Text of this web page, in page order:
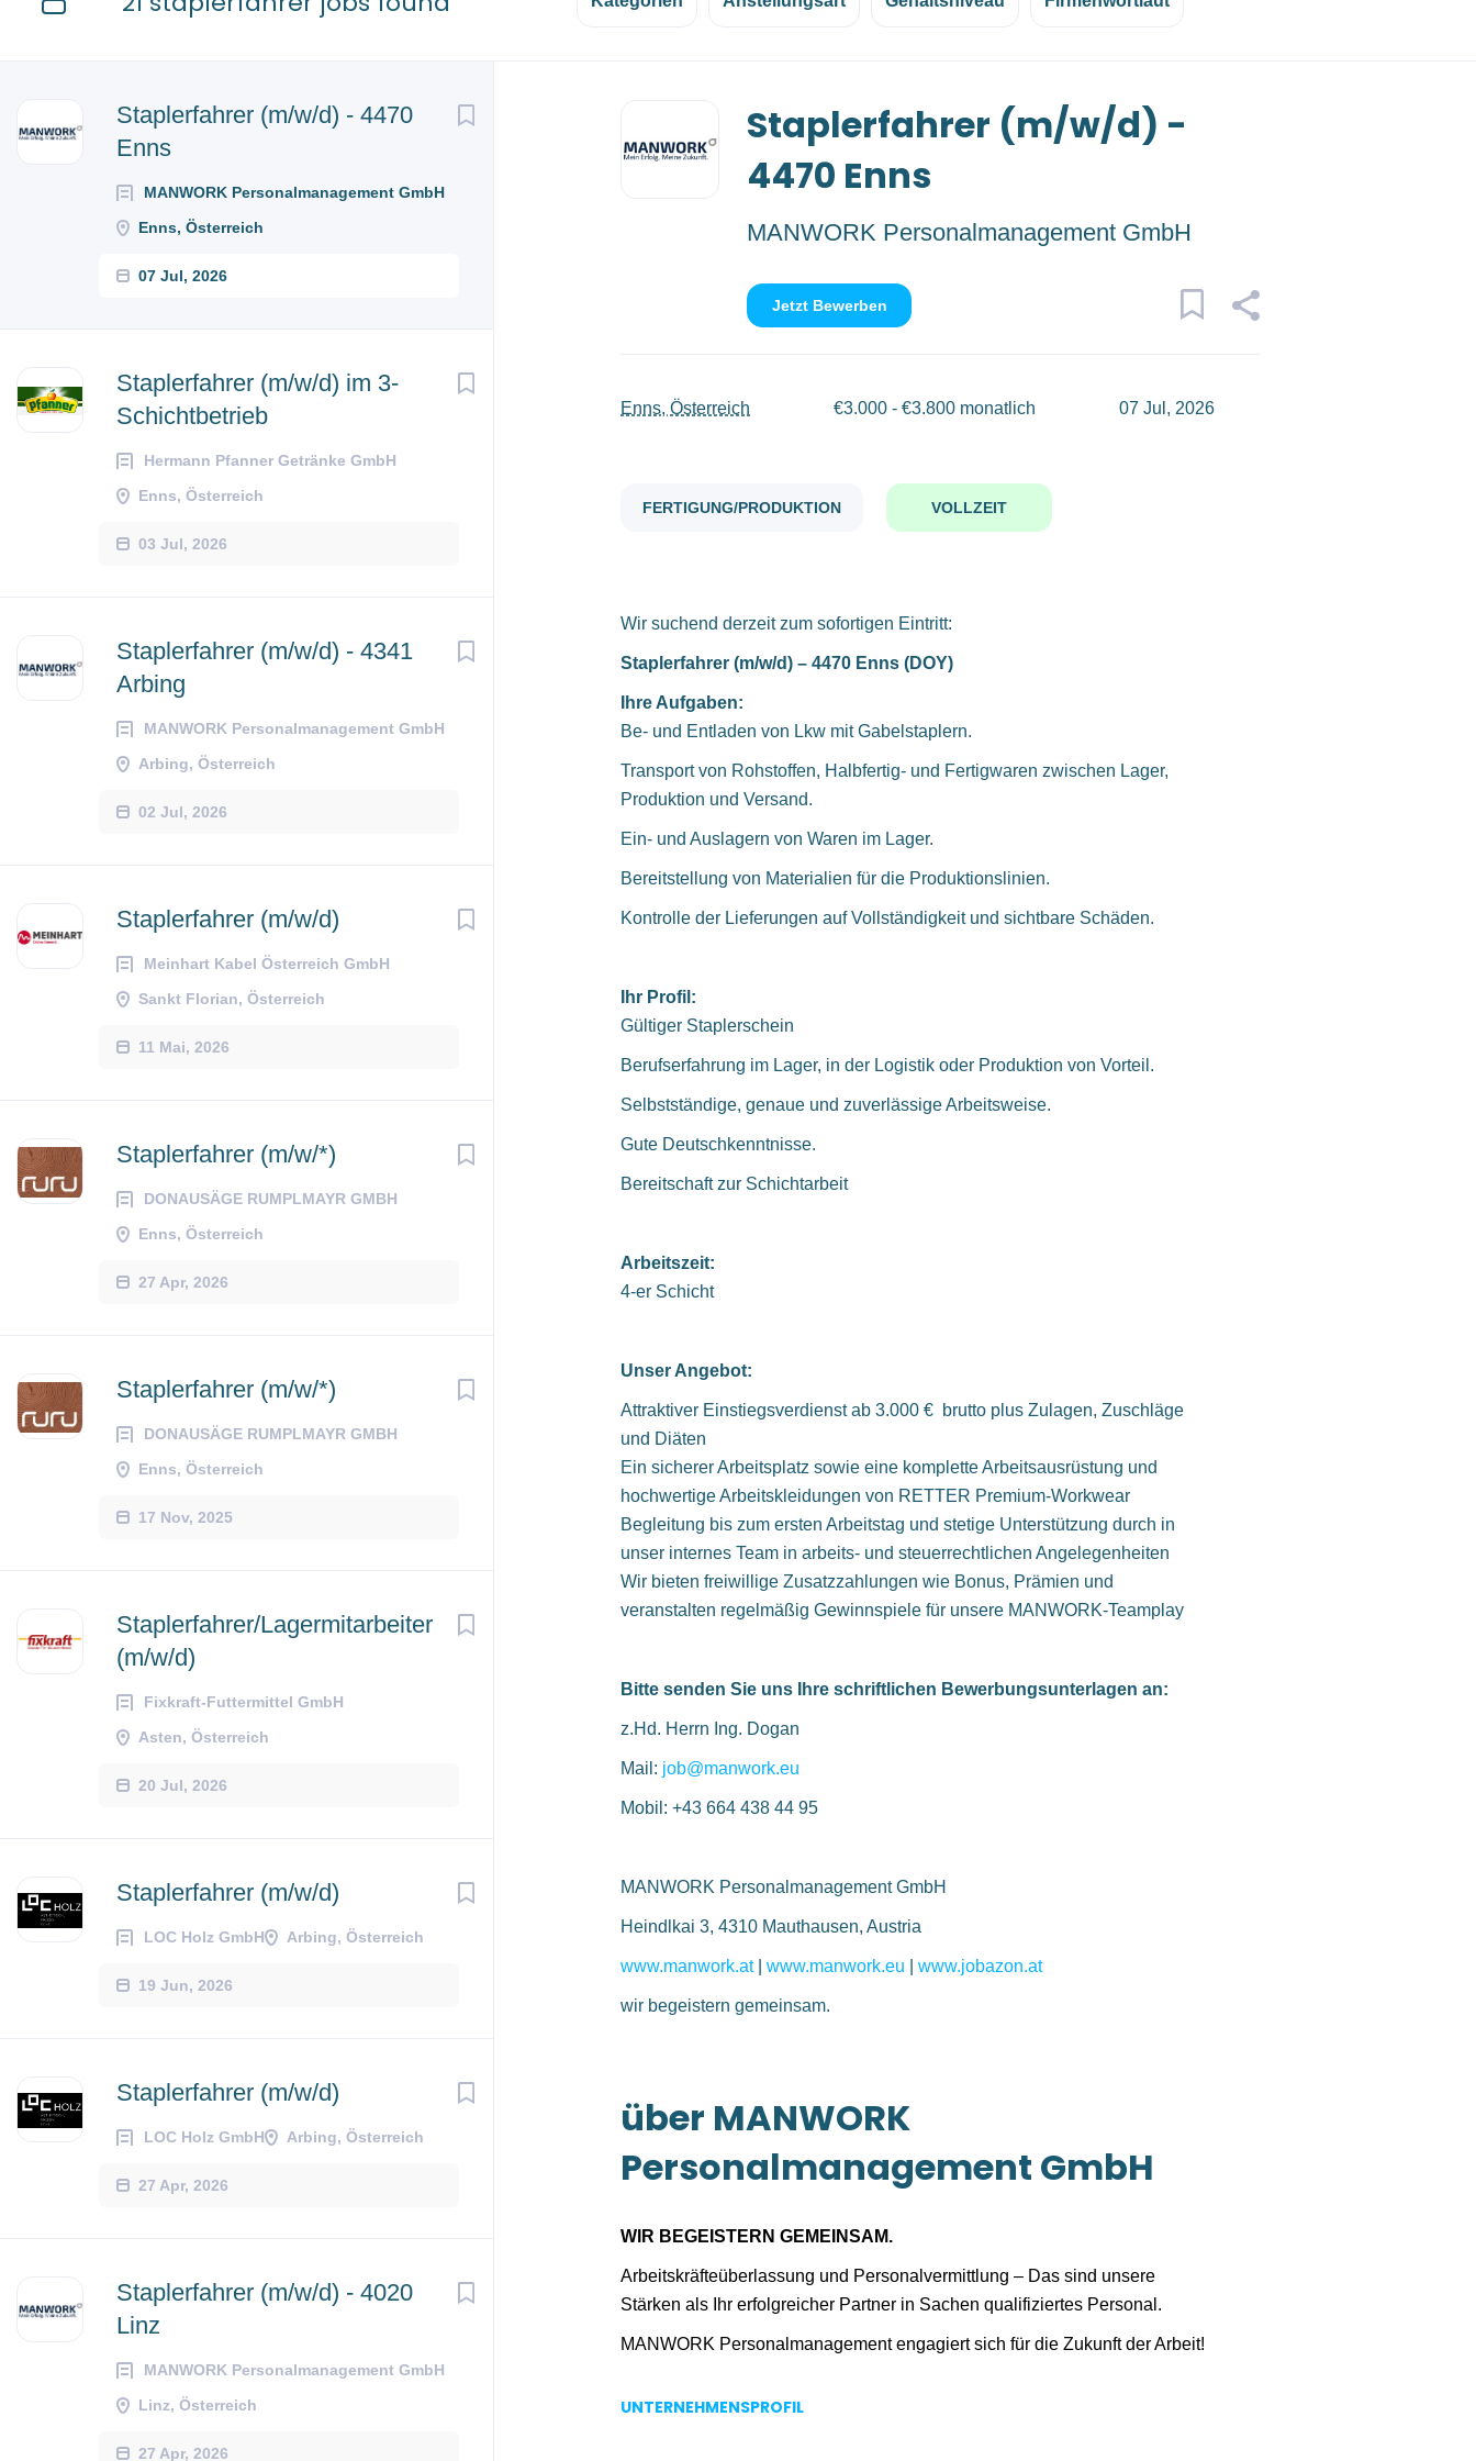
Staplerfahrer (m/w/d) - 4470
Enns
MANWORK Personalmanagement GmbH
Enns, Österreich
07 Jul, 2026
Staplerfahrer (m/w/d) im 3-
Schichtbetrieb
Hermann Pfanner Getränke GmbH
Enns, Österreich
03 Jul, 2026
Staplerfahrer (m/w/d) - 4341
Arbing
MANWORK Personalmanagement GmbH
Arbing, Österreich
02 Jul, 2026
Staplerfahrer (m/w/d)
Meinhart Kabel Österreich GmbH
Sankt Florian, Österreich
11 Mai, 2026
Staplerfahrer (m/w/*)
DONAUSÄGE RUMPLMAYR GMBH
Enns, Österreich
27 Apr, 2026
Staplerfahrer (m/w/*)
DONAUSÄGE RUMPLMAYR GMBH
Enns, Österreich
17 Nov, 2025
Staplerfahrer/Lagermitarbeiter
(m/w/d)
Fixkraft-Futtermittel GmbH
Asten, Österreich
20 Jul, 2026
Staplerfahrer (m/w/d)
LOC Holz GmbH Arbing, Österreich
19 Jun, 2026
Staplerfahrer (m/w/d)
LOC Holz GmbH Arbing, Österreich
27 Apr, 2026
Staplerfahrer (m/w/d) - 4020
Linz
MANWORK Personalmanagement GmbH
Linz, Österreich
27 Apr, 2026
list
Staplerfahrer (m/w/d) -
4470 Enns
MANWORK Personalmanagement GmbH
Jetzt Bewerben
Enns, Österreich €3.000 - €3.800 monatlich 07 Jul, 2026
FERTIGUNG/PRODUKTION VOLLZEIT
Wir suchend derzeit zum sofortigen Eintritt:
Staplerfahrer (m/w/d) – 4470 Enns (DOY)
Ihre Aufgaben:
Be- und Entladen von Lkw mit Gabelstaplern.
Transport von Rohstoffen, Halbfertig- und Fertigwaren zwischen Lager,
Produktion und Versand.
Ein- und Auslagern von Waren im Lager.
Bereitstellung von Materialien für die Produktionslinien.
Kontrolle der Lieferungen auf Vollständigkeit und sichtbare Schäden.
Ihr Profil:
Gültiger Staplerschein
Berufserfahrung im Lager, in der Logistik oder Produktion von Vorteil.
Selbstständige, genaue und zuverlässige Arbeitsweise.
Gute Deutschkenntnisse.
Bereitschaft zur Schichtarbeit
Arbeitszeit:
4-er Schicht
Unser Angebot:
Attraktiver Einstiegsverdienst ab 3.000 € brutto plus Zulagen, Zuschläge
und Diäten
Ein sicherer Arbeitsplatz sowie eine komplette Arbeitsausrüstung und
hochwertige Arbeitskleidungen von RETTER Premium-Workwear
Begleitung bis zum ersten Arbeitstag und stetige Unterstützung durch in
unser internes Team in arbeits- und steuerrechtlichen Angelegenheiten
Wir bieten freiwillige Zusatzzahlungen wie Bonus, Prämien und
veranstalten regelmäßig Gewinnspiele für unsere MANWORK-Teamplay
Bitte senden Sie uns Ihre schriftlichen Bewerbungsunterlagen an:
z.Hd. Herrn Ing. Dogan
Mail: job@manwork.eu
Mobil: +43 664 438 44 95
MANWORK Personalmanagement GmbH
Heindlkai 3, 4310 Mauthausen, Austria
www.manwork.at| www.manwork.eu www.jobazon.at
wir begeistern gemeinsam.
über MANWORK
Personalmanagement GmbH
WIR BEGEISTERN GEMEINSAM.
Arbeitskräfteüberlassung und Personalvermittlung – Das sind unsere
Stärken als Ihr erfolgreicher Partner in Sachen qualifiziertes Personal.
MANWORK Personalmanagement engagiert sich für die Zukunft der Arbeit!
Verantwortung als ständig wachsender Arbeitgeber bewusst. Die
UNTERNEHMENSPROFIL